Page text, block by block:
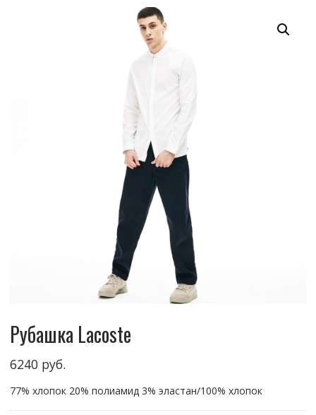
Рубашка Lacoste
6240руб.
77% хлопок 20% полиамид 3% эластан/100% хлопок